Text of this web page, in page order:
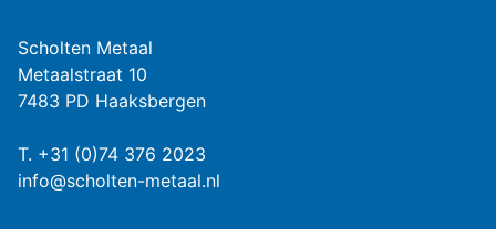
Scholten Metaal
Metaalstraat 10
7483 PD Haaksbergen
T. +31 (0)74 376 2023
info@scholten-metaal.nl